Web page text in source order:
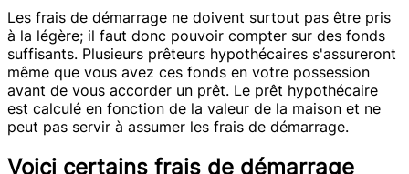
Les frais de démarrage ne doivent surtout pas être pris
à la légère; il faut donc pouvoir compter sur des fonds
suffisants. Plusieurs prêteurs hypothécaires s'assureront
même que vous avez ces fonds en votre possession
avant de vous accorder un prêt. Le prêt hypothécaire
est calculé en fonction de la valeur de la maison et ne
peut pas servir à assumer les frais de démarrage.
Voici certains frais de démarrage